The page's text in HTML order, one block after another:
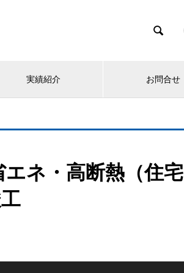

実績紹介 お問合せ
ネ・高断熱（住宅